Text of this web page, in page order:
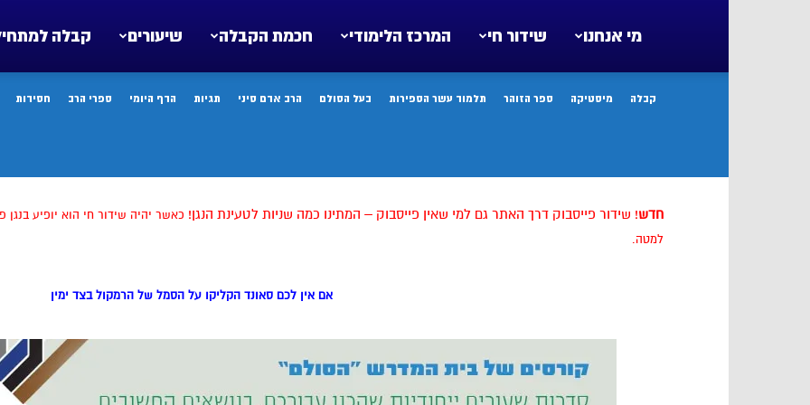
קבלה שיעורים חכמת הקבלה המרכז הלימודי שידור חי מי אנחנו
קבלה מיסטיקה ספר הזוהר תלמוד עשר הספירות בעל הסולם הרב אדם סיני תגיות הדף היומי ספרי הרב חסידות
חדש! שידור פייסבוק דרך האתר גם למי שאין פייסבוק – המתינו כמה שניות לטעינת הנגן!
למטה.
אם אין לכם סאונד הקליקו על הסמל של הרמקול בצד ימין